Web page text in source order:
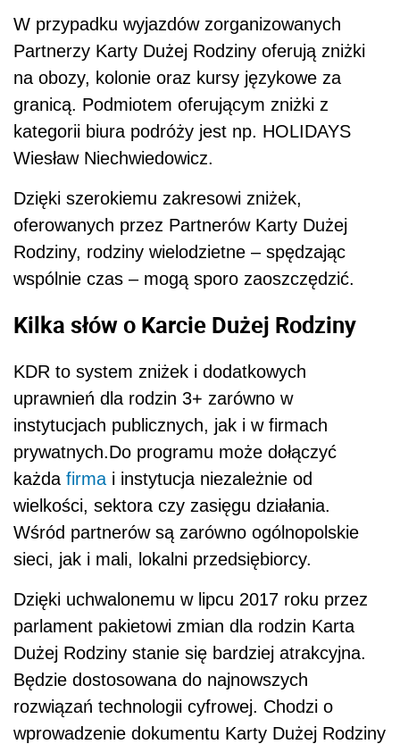
W przypadku wyjazdów zorganizowanych
Partnerzy Karty Dużej Rodziny oferują zniżki
na obozy, kolonie oraz kursy językowe za
granicą. Podmiotem oferującym zniżki z
kategorii biura podróży jest np. HOLIDAYS
Wiesław Niechwiedowicz.
Dzięki szerokiemu zakresowi zniżek,
oferowanych przez Partnerów Karty Dużej
Rodziny, rodziny wielodzietne – spędzając
wspólnie czas – mogą sporo zaoszczędzić.
Kilka słów o Karcie Dużej Rodziny
KDR to system zniżek i dodatkowych
uprawnień dla rodzin 3+ zarówno w
instytucjach publicznych, jak i w firmach
prywatnych.Do programu może dołączyć
każda firma i instytucja niezależnie od
wielkości, sektora czy zasięgu działania.
Wśród partnerów są zarówno ogólnopolskie
sieci, jak i mali, lokalni przedsiębiorcy.
Dzięki uchwalonemu w lipcu 2017 roku przez
parlament pakietowi zmian dla rodzin Karta
Dużej Rodziny stanie się bardziej atrakcyjna.
Będzie dostosowana do najnowszych
rozwiązań technologii cyfrowej. Chodzi o
wprowadzenie dokumentu Karty Dużej Rodziny